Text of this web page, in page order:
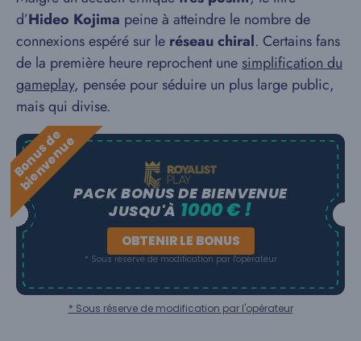
d’Hideo Kojima peine à atteindre le nombre de
connexions espéré sur le réseau chiral. Certains fans
de la première heure reprochent une simplification du
gameplay, pensée pour séduire un plus large public,
mais qui divise.
B
o
n
u
s
d
e
b
i
e
n
v
e
n
u
ePACK BONUS DE BIENVENUE
JUSQU'À 1000 € !
OBTENIR LE BONUS
* Sous réserve de modification par l'opérateur
* Sous réserve de modification par l'opérateur